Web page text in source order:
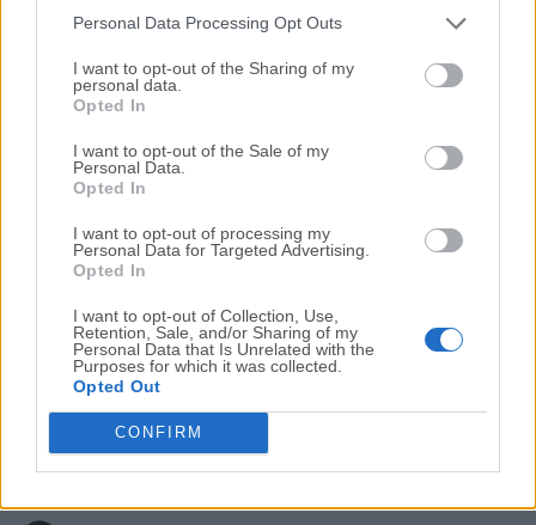
Personal Data Processing Opt Outs
I want to opt-out of the Sharing of my
personal data.
Opted In
I want to opt-out of the Sale of my
Personal Data.
Opted In
I want to opt-out of processing my
Personal Data for Targeted Advertising.
Opted In
I want to opt-out of Collection, Use,
Retention, Sale, and/or Sharing of my
Personal Data that Is Unrelated with the
Purposes for which it was collected.
Opted Out
CONFIRM
unos pocos clics puedes acce...
Alternativas y Software Similar